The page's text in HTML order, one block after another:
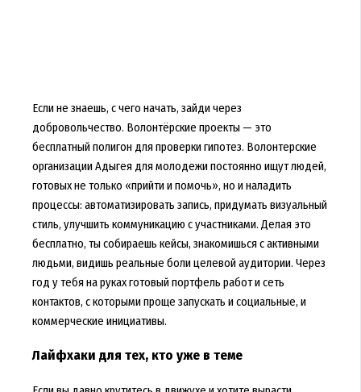
Если не знаешь, с чего начать, зайди через
добровольчество. Волонтёрские проекты — это
бесплатный полигон для проверки гипотез. Волонтерские
организации Адыгея для молодежи постоянно ищут людей,
готовых не только «прийти и помочь», но и наладить
процессы: автоматизировать запись, придумать визуальный
стиль, улучшить коммуникацию с участниками. Делая это
бесплатно, ты собираешь кейсы, знакомишься с активными
людьми, видишь реальные боли целевой аудитории. Через
год у тебя на руках готовый портфель работ и сеть
контактов, с которыми проще запускать и социальные, и
коммерческие инициативы.
Лайфхаки для тех, кто уже в теме